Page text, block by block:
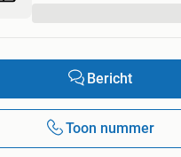
Bericht
Toon nummer